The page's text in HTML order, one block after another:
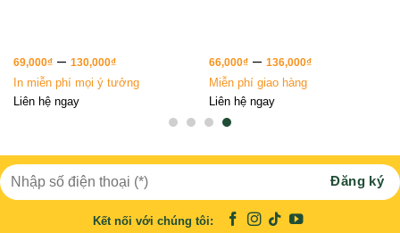
66,000₫– 136,000₫
Miễn phí giao hàng
Liên hệ ngay
69,000₫– 130,000₫
In miễn phí mọi ý tưởng
Liên hệ ngay
Kết nối với chúng tôi: